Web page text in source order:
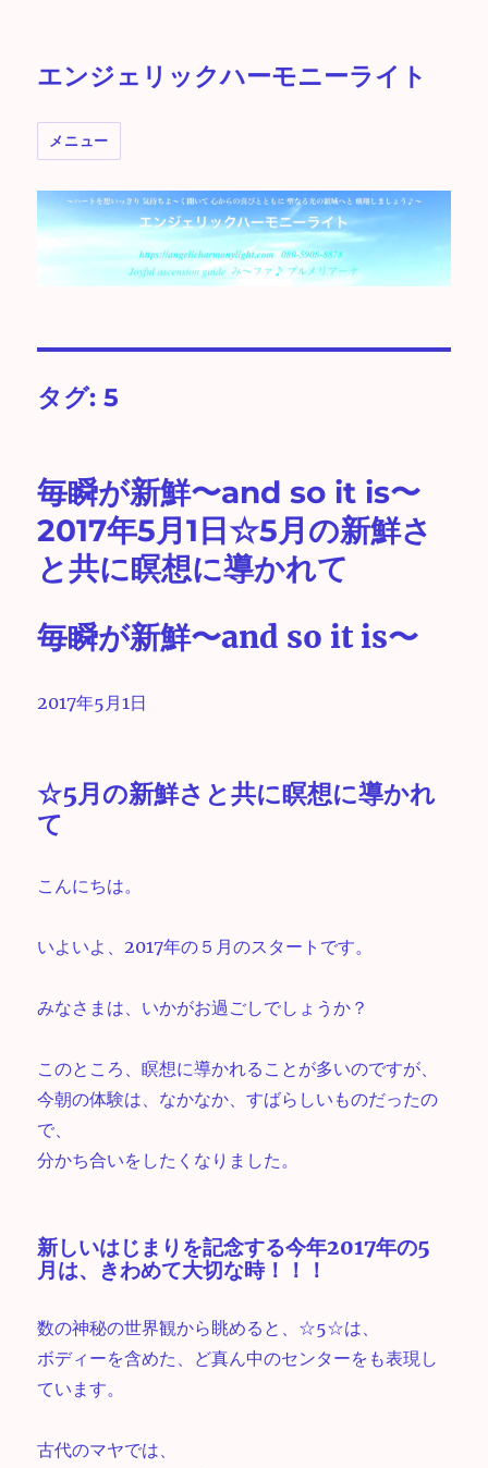
エンジェリックハーモニーライト
メニュー
タグ:5
毎瞬が新鮮〜and so it is〜
2017年5月1日☆5月の新鮮さ
と共に瞑想に導かれて
毎瞬が新鮮〜and so it is〜
2017年5月1日
☆5月の新鮮さと共に瞑想に導かれ
て
こんにちは。
いよいよ、2017年の５月のスタートです。
みなさまは、いかがお過ごしでしょうか？
このところ、瞑想に導かれることが多いのですが、
今朝の体験は、なかなか、すばらしいものだったの
で、
分かち合いをしたくなりました。
新しいはじまりを記念する今年2017年の5
月は、きわめて大切な時！！！
数の神秘の世界観から眺めると、☆5☆は、
ボディーを含めた、ど真ん中のセンターをも表現し
ています。
古代のマヤでは、